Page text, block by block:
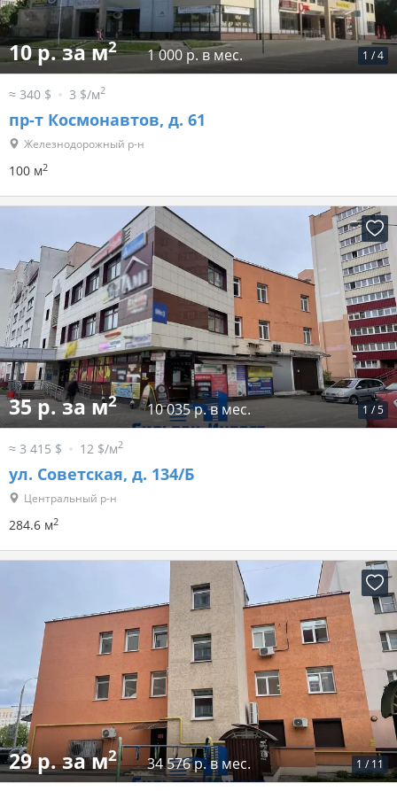
1 /4
10 р. за м2 1 000 р. в мес.
≈ 340 $ 3 $/м2
пр-т Космонавтов, д. 61
Железнодорожный р-н
100 м2
1 /5
35 р. за м2 10 035 р. в мес.
≈ 3 415 $ 12 $/м2
ул. Советская, д. 134/Б
Центральный р-н
284.6 м2
1 / 11
29 р. за м2 34 576 р. в мес.